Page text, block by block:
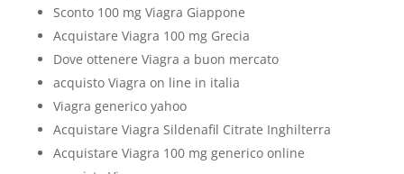
Sconto 100 mg Viagra Giappone
Acquistare Viagra 100 mg Grecia
Dove ottenere Viagra a buon mercato
acquisto Viagra on line in italia
Viagra generico yahoo
Acquistare Viagra Sildenafil Citrate Inghilterra
Acquistare Viagra 100 mg generico online